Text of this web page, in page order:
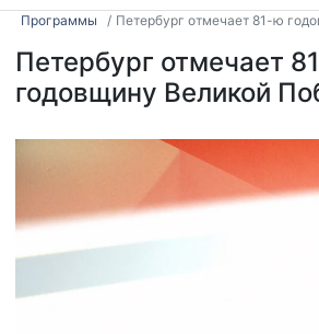
Программы Петербург отмечает 81-ю
Петербург отмечает
годовщину Великой